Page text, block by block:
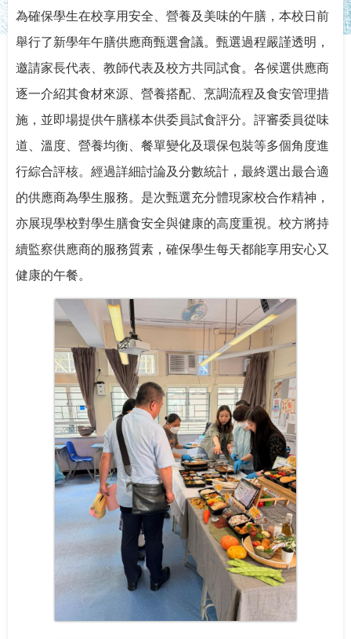
為確保學生在校享用安全、營養及美味的午膳，本校日前
舉行了新學年午膳供應商甄選會議。甄選過程嚴謹透明，
邀請家長代表、教師代表及校方共同試食。各候選供應商
逐一介紹其食材來源、營養搭配、烹調流程及食安管理措
施，並即場提供午膳樣本供委員試食評分。評審委員從味
道、溫度、營養均衡、餐單變化及環保包裝等多個角度進
行綜合評核。經過詳細討論及分數統計，最終選出最合適
的供應商為學生服務。是次甄選充分體現家校合作精神，
亦展現學校對學生膳食安全與健康的高度重視。校方將持
續監察供應商的服務質素，確保學生每天都能享用安心又
健康的午餐。